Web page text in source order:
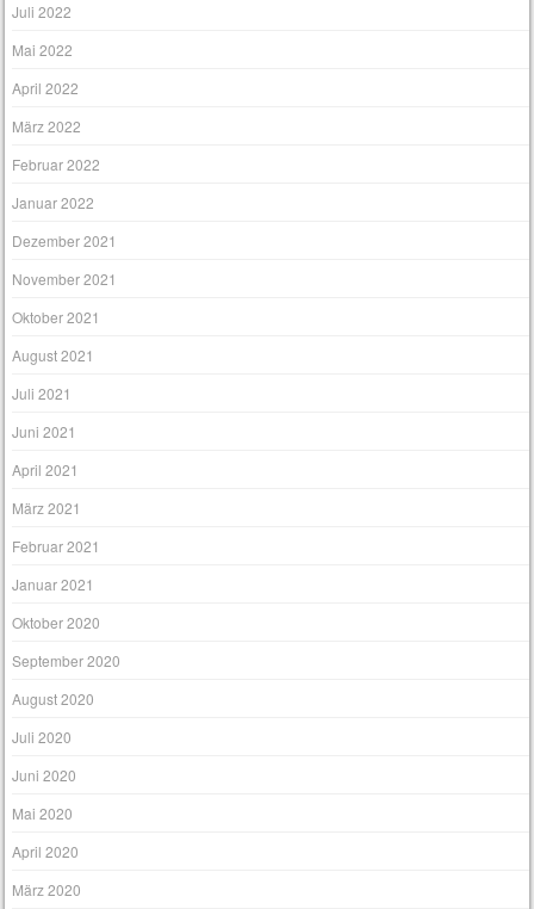
Juli 2022
Mai 2022
April 2022
März 2022
Februar 2022
Januar 2022
Dezember 2021
November 2021
Oktober 2021
August 2021
Juli 2021
Juni 2021
April 2021
März 2021
Februar 2021
Januar 2021
Oktober 2020
September 2020
August 2020
Juli 2020
Juni 2020
Mai 2020
April 2020
März 2020